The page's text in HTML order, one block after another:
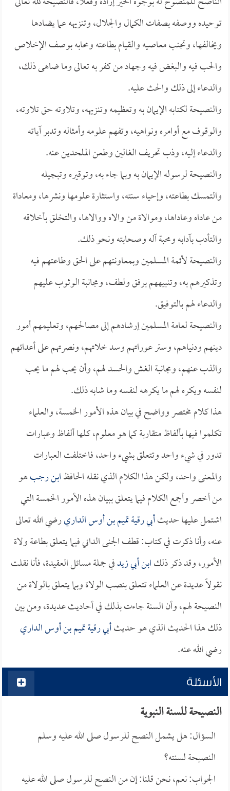
توحيده ووصفه بصفات الكمال والجلال، وتنزيهه عما يضادها
ويخالفها، وتجنب معاصيه والقيام بطاعته ومحابه بوصف الإخلاص
والحب فيه والبغض فيه وجهاد من كفر به تعالى وما ضاهى ذلك،
والدعاء إلى ذلك والحث عليه.
والنصيحة لكتابه الإيمان به وتعظيمه وتنزيهه، وتلاوته حق تلاوته،
والوقوف مع أوامره ونواهيه، وتفهم علومه وأمثاله وتدبر آياته
والدعاء إليه، وذب تحريف الغالين وطعن الملحدين عنه.
والنصيحة لرسوله الإيمان به وبما جاء به، وتوقيره وتبجيله
والتمسك بطاعته، وإحياء سنته، واستثارة علومها ونشرها، ومعاداة
من عاداه وعاداها، وموالاة من والاه ووالاها، والتخلق بأخلاقه
والتأدب بآدابه ومحبة آله وصحابته ونحو ذلك.
والنصيحة لأئمة المسلمين وبمعاونتهم على الحق وطاعتهم فيه
وتذكيرهم به، وتنبيههم برفق ولطف، ومجانبة الوثوب عليهم
والدعاء لهم بالتوفيق.
والنصيحة لعامة المسلمين إرشادهم إلى مصالحهم، وتعليمهم أمور
دينهم ودنياهم، وستر عوراتهم وسد خلاتهم، ونصرتهم على أعدائهم
والذب عنهم، ومجانبة الغش والحسد لهم، وأن يحب لهم ما يحب
لنفسه ويكره لهم ما يكرهه لنفسه وما شابه ذلك.
هذا كلام مختصر وواضح في بيان هذه الأمور الخمسة، والعلماء
تكلموا فيها بألفاظ متقاربة كما هو معلوم، كلها ألفاظ وعبارات
تدور في شيء واحد وتتعلق بشيء واحد، فاختلفت العبارات
والمعنى واحد، ولكن هذا الكلام الذي نقله الحافظابن رجبهو
من أخصر وأجمع الكلام فيما يتعلق ببيان هذه الأمور الخمسة التي
اشتمل عليها حديثأبي رقية تميم بن أوس الداريرضي الله تعالى
عنه، وأنا ذكرت في كتاب: قطف الجنى الداني فيما يتعلق بطاعة ولاة
الأمور، وقد ذكر ذلكابن أبي زيدفي جملة مسائل العقيدة، فأنا نقلت
نقولاً عديدة عن العلماء تتعلق بنصب الولاة وبما يتعلق بالولاة من
النصيحة لهم، وأن السنة جاءت بذلك في أحاديث عديدة، ومن بين
ذلك هذا الحديث الذي هو حديثأبي رقية تميم بن أوس الداري
رضي الله عنه.
الأسئلة
النصيحة للسنة النبوية
السؤال: هل يشمل النصح للرسول صلى الله عليه وسلم
النصيحة لسنته؟
الجواب: نعم، نحن قلنا: إن من النصح للرسول صلى الله عليه